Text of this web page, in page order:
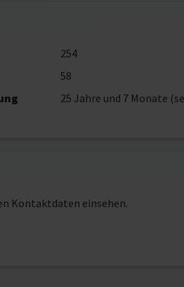
254
58
25 Jahre und 7 Monate
Kontaktdaten einsehen.